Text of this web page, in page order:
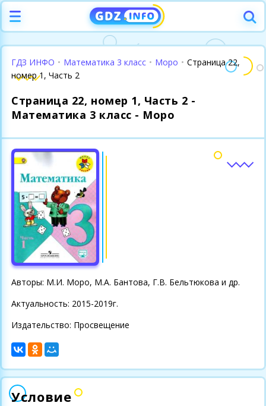
ГДЗ ИНФО • Математика 3 класс • Моро • Страница 22,
номер 1, Часть 2
Страница 22, номер 1, Часть 2 -
Математика 3 класс - Моро
Авторы: М.И. Моро, М.А. Бантова, Г.В. Бельтюкова и др.
Актуальность: 2015-2019г.
Издательство: Просвещение
Условие